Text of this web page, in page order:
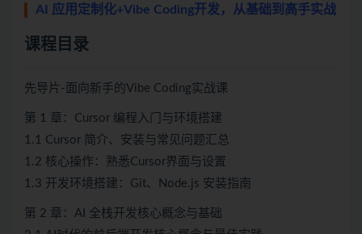
AI 应用定制化+Vibe Coding开发，从基础到高手实战
课程目录
先导片-面向新手的Vibe Coding实战课
第 1 章：Cursor 编程入门与环境搭建
1.1 Cursor 简介、安装与常见问题汇总
1.2 核心操作：熟悉Cursor界面与设置
1.3 开发环境搭建：Git、Node.js 安装指南
第 2 章：AI 全栈开发核心概念与基础